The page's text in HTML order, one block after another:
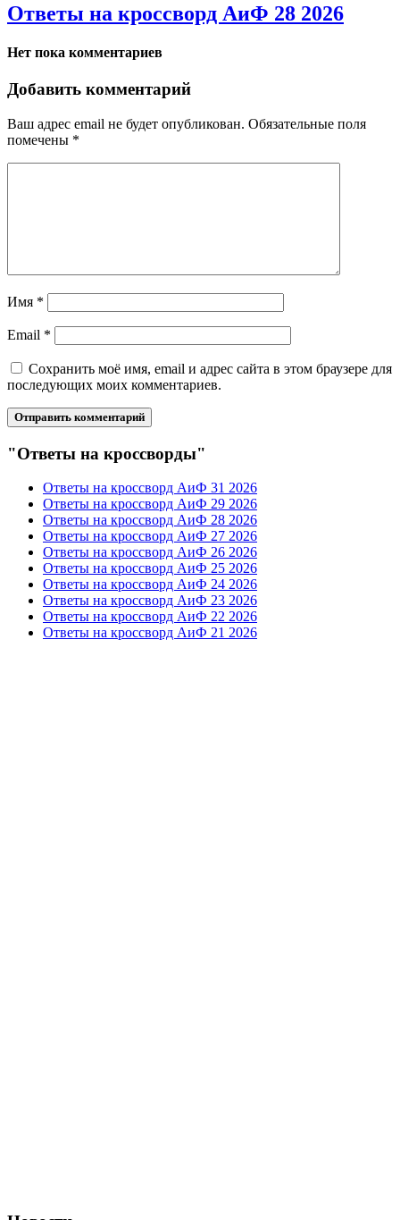
Ответы на кроссворд АиФ 28 2026
Нет пока комментариев
Добавить комментарий
Ваш адрес email не будет опубликован. Обязательные поля
помечены *
Имя *
Email *
Сохранить моё имя, email и адрес сайта в этом браузере для
последующих моих комментариев.
"Ответы на кроссворды"
Ответы на кроссворд АиФ 31 2026
Ответы на кроссворд АиФ 29 2026
Ответы на кроссворд АиФ 28 2026
Ответы на кроссворд АиФ 27 2026
Ответы на кроссворд АиФ 26 2026
Ответы на кроссворд АиФ 25 2026
Ответы на кроссворд АиФ 24 2026
Ответы на кроссворд АиФ 23 2026
Ответы на кроссворд АиФ 22 2026
Ответы на кроссворд АиФ 21 2026